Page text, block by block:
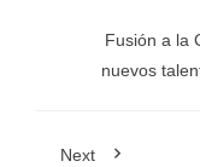
Fusión a la
nuevos
Next